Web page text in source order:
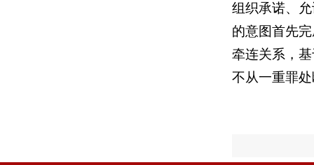
组织承诺、
的意图首先
牵连关系，
不从一重罪